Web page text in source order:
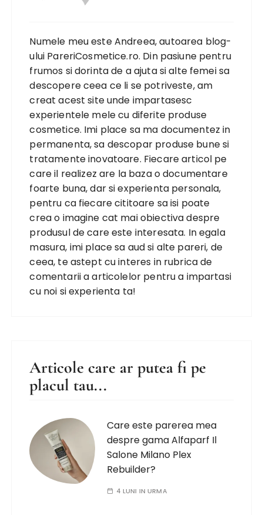
Numele meu este Andreea, autoarea blog-
ului PareriCosmetice.ro. Din pasiune pentru
frumos si dorinta de a ajuta si alte femei sa
descopere ceea ce li se potriveste, am
creat acest site unde impartasesc
experientele mele cu diferite produse
cosmetice. Imi place sa ma documentez in
permanenta, sa descopar produse bune si
tratamente inovatoare. Fiecare articol pe
care il realizez are la baza o documentare
foarte buna, dar si experienta personala,
pentru ca fiecare cititoare sa isi poate
crea o imagine cat mai obiectiva despre
produsul de care este interesata. In egala
masura, imi place sa aud si alte pareri, de
ceea, te astept cu interes in rubrica de
comentarii a articolelor pentru a impartasi
cu noi si experienta ta!
Articole care ar putea fi pe
placul tau...
Care este parerea mea
despre gama Alfaparf Il
Salone Milano Plex
Rebuilder?
4 LUNI IN URMA